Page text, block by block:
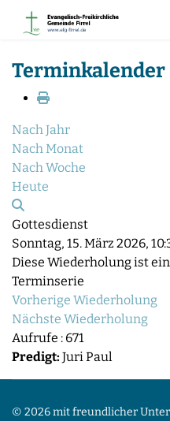
Terminkalender
Nach Jahr
Nach Monat
Nach Woche
Heute
Gottesdienst
Sonntag, 15. März 2026,
Diese Wiederholung ist
Terminserie
Vorherige Wiederholung
Nächste Wiederholung
Aufrufe : 671
Predigt: Juri Paul
© 2026 mit freundlicher